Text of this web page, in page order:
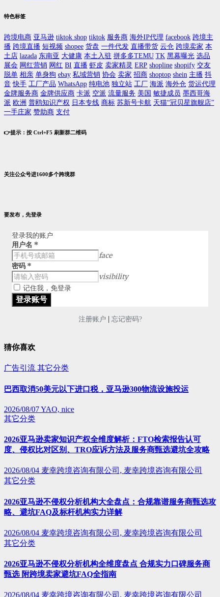
特色标签
跨境电商 亚马逊 tiktok shop tiktok 服务商 海外IP代理 facebook 跨境主
播 跨境直播 短视频 shopee 货盘 一件代发 直播带货 云仓 跨境卖家 本
土店 lazada 东南亚 大健康 本土入驻 拼多多TEMU TK 黑幕曝光 选品
展会 网红营销 网红 BI 直播 虾皮 卖家精灵 ERP shopline shopify 交友
脱单 相亲 单身狗 ebay 私域营销 协会 卖家 招商 shoptop shein 主播 抖
音 快手 工厂产品 WhatsApp 纯电池 独立站 工厂 海派 海外仓 货运代理
金牌服务商 金牌供应商 卡派 空派 流量服务 美国 敏捷成员 墨西哥海
派 欧洲 普鸥知识产权 日本专线 商标 苏新号卡航 天猫“冠贝星旗舰店”
一手庄家 赞助商 支付
👉提示：按 Ctrl+F5 刷新群二维码
关注公众号进1600多个跨境群
要发布，先登录
登录我的账户
用户名 *
face
密码 *
visibility
记住我，免登录
注册账户 | 忘记密码?
猜你喜欢
广告引流 其它分类
巴西取消50美元以下进口税，亚马逊300物流设施投运
2026/08/07YAO, nice
其它分类
2026亚马逊卖家知识产权全维度解析：FTO检索报告认可
度、侵权比对区别、TRO应诉方法及服务商甄选避坑全攻略
2026/08/04 麦幸跨境咨询有限公司, 麦幸跨境咨询有限公司
其它分类
2026亚马逊不侵权分析机构大全盘点：合规靠谱服务商甄选攻
略、避坑FAQ及标杆机构实力详解
2026/08/04 麦幸跨境咨询有限公司, 麦幸跨境咨询有限公司
其它分类
2026亚马逊不侵权分析机构全维度盘点 合规实力口碑服务商
甄选 附跨境卖家避坑FAQ全指南
2026/08/04 麦幸跨境咨询有限公司, 麦幸跨境咨询有限公司